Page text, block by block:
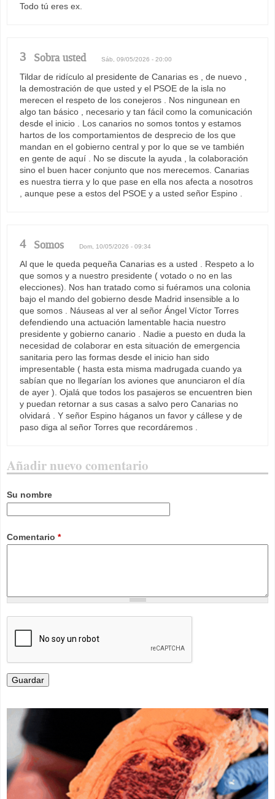
Todo tú eres ex.
3 Sobra usted Sáb, 09/05/2026 - 20:00
Tildar de ridículo al presidente de Canarias es , de nuevo ,
la demostración de que usted y el PSOE de la isla no
merecen el respeto de los conejeros . Nos ningunean en
algo tan básico , necesario y tan fácil como la comunicación
desde el inicio . Los canarios no somos tontos y estamos
hartos de los comportamientos de desprecio de los que
mandan en el gobierno central y por lo que se ve también
en gente de aquí . No se discute la ayuda , la colaboración
sino el buen hacer conjunto que nos merecemos. Canarias
es nuestra tierra y lo que pase en ella nos afecta a nosotros
, aunque pese a estos del PSOE y a usted señor Espino .
4 Somos Dom, 10/05/2026 - 09:34
Al que le queda pequeña Canarias es a usted . Respeto a lo
que somos y a nuestro presidente ( votado o no en las
elecciones). Nos han tratado como si fuéramos una colonia
bajo el mando del gobierno desde Madrid insensible a lo
que somos . Náuseas al ver al señor Ángel Víctor Torres
defendiendo una actuación lamentable hacia nuestro
presidente y gobierno canario . Nadie a puesto en duda la
necesidad de colaborar en esta situación de emergencia
sanitaria pero las formas desde el inicio han sido
impresentable ( hasta esta misma madrugada cuando ya
sabían que no llegarían los aviones que anunciaron el día
de ayer ). Ojalá que todos los pasajeros se encuentren bien
y puedan retornar a sus casas a salvo pero Canarias no
olvidará . Y señor Espino háganos un favor y cállese y de
paso diga al señor Torres que recordáremos .
Añadir nuevo comentario
Su nombre
Comentario *